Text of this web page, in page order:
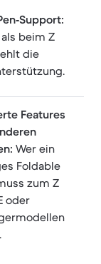
beim Z
die
Features
Wer ein
Foldable
zum Z
oder